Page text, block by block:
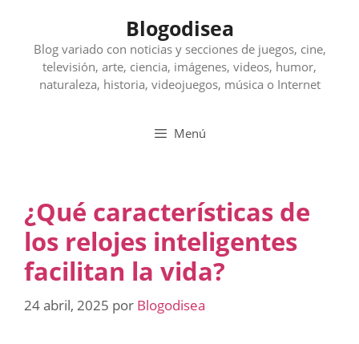
contenido
Blogodisea
Blog variado con noticias y secciones de juegos, cine,
televisión, arte, ciencia, imágenes, videos, humor,
naturaleza, historia, videojuegos, música o Internet
Menú
¿Qué características de
los relojes inteligentes
facilitan la vida?
24 abril, 2025 por Blogodisea